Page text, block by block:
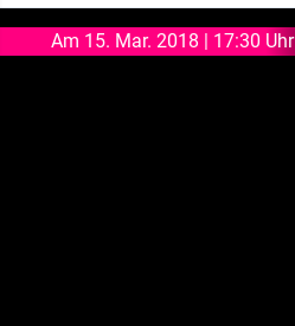
Am 15. Mar. 2018 | 17:30 Uhr